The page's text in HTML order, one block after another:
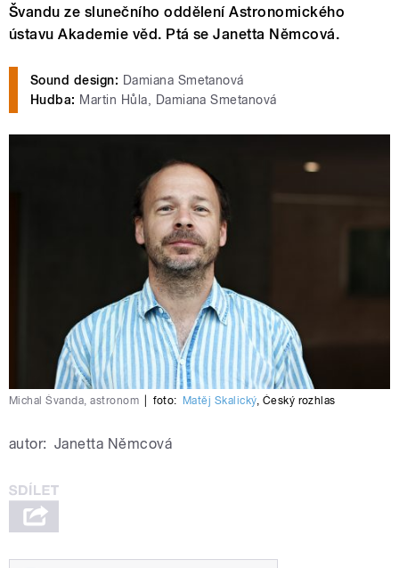
Švandu ze slunečního oddělení Astronomického
ústavu Akademie věd. Ptá se Janetta Němcová.
Sound design: Damiana Smetanová
Hudba: Martin Hůla, Damiana Smetanová
Michal Švanda, astronom foto: Matěj Skalický, Český rozhlas
autor: Janetta Němcová